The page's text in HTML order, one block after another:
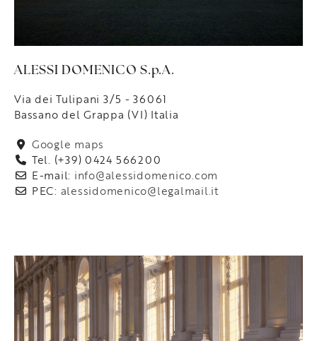
ALESSI DOMENICO S.p.A.
Via dei Tulipani 3/5 - 36061
Bassano del Grappa (VI) Italia
Google maps
Tel. (+39) 0424 566200
E-mail: info@alessidomenico.com
PEC: alessidomenico@legalmail.it